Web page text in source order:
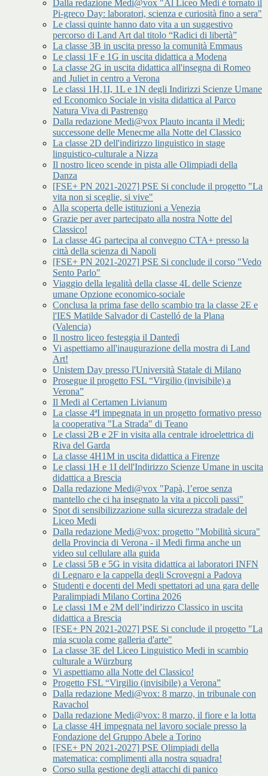
Dalla redazione Medi@vox "Al Liceo Medi è tornato il
Pi-greco Day: laboratori, scienza e curiosità fino a sera"
Le classi quinte hanno dato vita a un suggestivo
percorso di Land Art dal titolo “Radici di libertà”
La classe 3B in uscita presso la comunità Emmaus
Le classi 1F e 1G in uscita didattica a Modena
La classe 2G in uscita didattica all'insegna di Romeo
and Juliet in centro a Verona
Le classi 1H,1I, 1L e 1N degli Indirizzi Scienze Umane
ed Economico Sociale in visita didattica al Parco
Natura Viva di Pastrengo
Dalla redazione Medi@vox Plauto incanta il Medi:
successone delle Menecme alla Notte del Classico
La classe 2D dell'indirizzo linguistico in stage
linguistico-culturale a Nizza
Il nostro liceo scende in pista alle Olimpiadi della
Danza
[FSE+ PN 2021-2027] PSE Si conclude il progetto "La
vita non si sceglie, si vive"
Alla scoperta delle istituzioni a Venezia
Grazie per aver partecipato alla nostra Notte del
Classico!
La classe 4G partecipa al convegno CTA+ presso la
città della scienza di Napoli
[FSE+ PN 2021-2027] PSE Si conclude il corso "Vedo
Sento Parlo"
Viaggio della legalità della classe 4L delle Scienze
umane Opzione economico-sociale
Conclusa la prima fase dello scambio tra la classe 2E e
l'IES Matilde Salvador di Castelló de la Plana
(Valencia)
Il nostro liceo festeggia il Dantedì
Vi aspettiamo all'inaugurazione della mostra di Land
Art!
Unistem Day presso l'Università Statale di Milano
Prosegue il progetto FSL “Virgilio (invisibile) a
Verona”
Il Medi al Certamen Livianum
La classe 4ªI impegnata in un progetto formativo presso
la cooperativa "La Strada" di Teano
Le classi 2B e 2F in visita alla centrale idroelettrica di
Riva del Garda
La classe 4H1M in uscita didattica a Firenze
Le classi 1H e 1I dell'Indirizzo Scienze Umane in uscita
didattica a Brescia
Dalla redazione Medi@vox "Papà, l’eroe senza
mantello che ci ha insegnato la vita a piccoli passi"
Spot di sensibilizzazione sulla sicurezza stradale del
Liceo Medi
Dalla redazione Medi@vox: progetto "Mobilità sicura"
della Provincia di Verona - il Medi firma anche un
video sul cellulare alla guida
Le classi 5B e 5G in visita didattica ai laboratori INFN
di Legnaro e la cappella degli Scrovegni a Padova
Studenti e docenti del Medi spettatori ad una gara delle
Paralimpiadi Milano Cortina 2026
Le classi 1M e 2M dell’indirizzo Classico in uscita
didattica a Brescia
[FSE+ PN 2021-2027] PSE Si conclude il progetto "La
mia scuola come galleria d'arte"
La classe 3E del Liceo Linguistico Medi in scambio
culturale a Würzburg
Vi aspettiamo alla Notte del Classico!
Progetto FSL “Virgilio (invisibile) a Verona”
Dalla redazione Medi@vox: 8 marzo, in tribunale con
Ravachol
Dalla redazione Medi@vox: 8 marzo, il fiore e la lotta
La classe 4H impegnata nel lavoro sociale presso la
Fondazione del Gruppo Abele a Torino
[FSE+ PN 2021-2027] PSE Olimpiadi della
matematica: complimenti alla nostra squadra!
Corso sulla gestione degli attacchi di panico